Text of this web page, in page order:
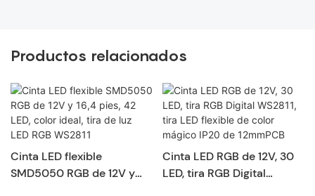
Productos relacionados
Cinta LED flexible
SMD5050 RGB de 12V y
Cinta LED RGB de 12V, 30
LED, tira RGB Digital